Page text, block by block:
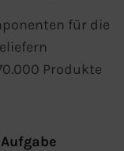
für die
Produkte